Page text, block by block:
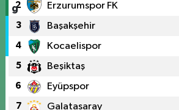
2 Erzurumspor FK
3 Başakşehir
4 Kocaelispor
5 Beşiktaş
6 Eyüpspor
7 Galatasaray